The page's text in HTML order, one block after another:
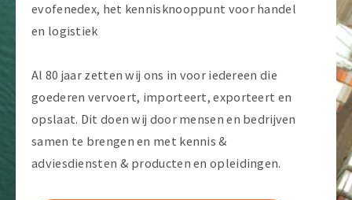
evofenedex, het kennisknooppunt voor handel
en logistiek
Al 80 jaar zetten wij ons in voor iedereen die
goederen vervoert, importeert, exporteert en
opslaat. Dit doen wij door mensen en bedrijven
samen te brengen en met kennis &
adviesdiensten & producten en opleidingen.